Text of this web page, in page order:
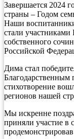
Завершается 2024
страны – Годом
Наши
стали участниками
собственного
Российской
Дима стал
стихотворение
регионов нашей
Мы искренне
приняли участие в